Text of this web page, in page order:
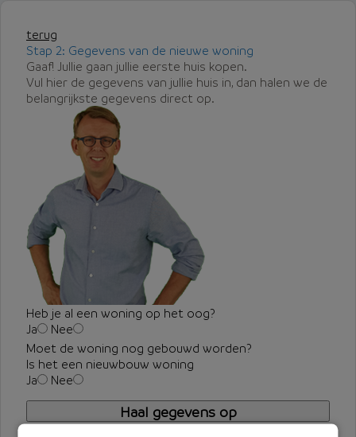
terug
Stap 2: Gegevens van de nieuwe woning
Gaaf! Jullie gaan jullie eerste huis kopen.
Vul hier de gegevens van jullie huis in, dan halen we de
belangrijkste gegevens direct op.
Heb je al een woning op het oog?
Ja
Nee
Moet de woning nog gebouwd worden?
Is het een nieuwbouw woning
Ja
Nee